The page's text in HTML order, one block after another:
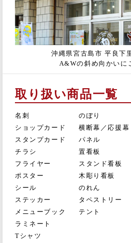
沖縄県宮古島市 平良下
A&Wの斜め向かいに
取り扱い商品一覧
名刺
ショップカード
スタンプカード
チラシ
フライヤー
ポスター
シール
ステッカー
メニューブック
ラミネート
Tシャツ
のぼり
横断幕／応援幕
パネル
置看板
スタンド看板
木彫り看板
のれん
タペストリー
テント